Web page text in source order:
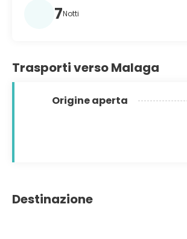
7Notti
Trasporti verso Malaga
Origine aperta
Destinazione